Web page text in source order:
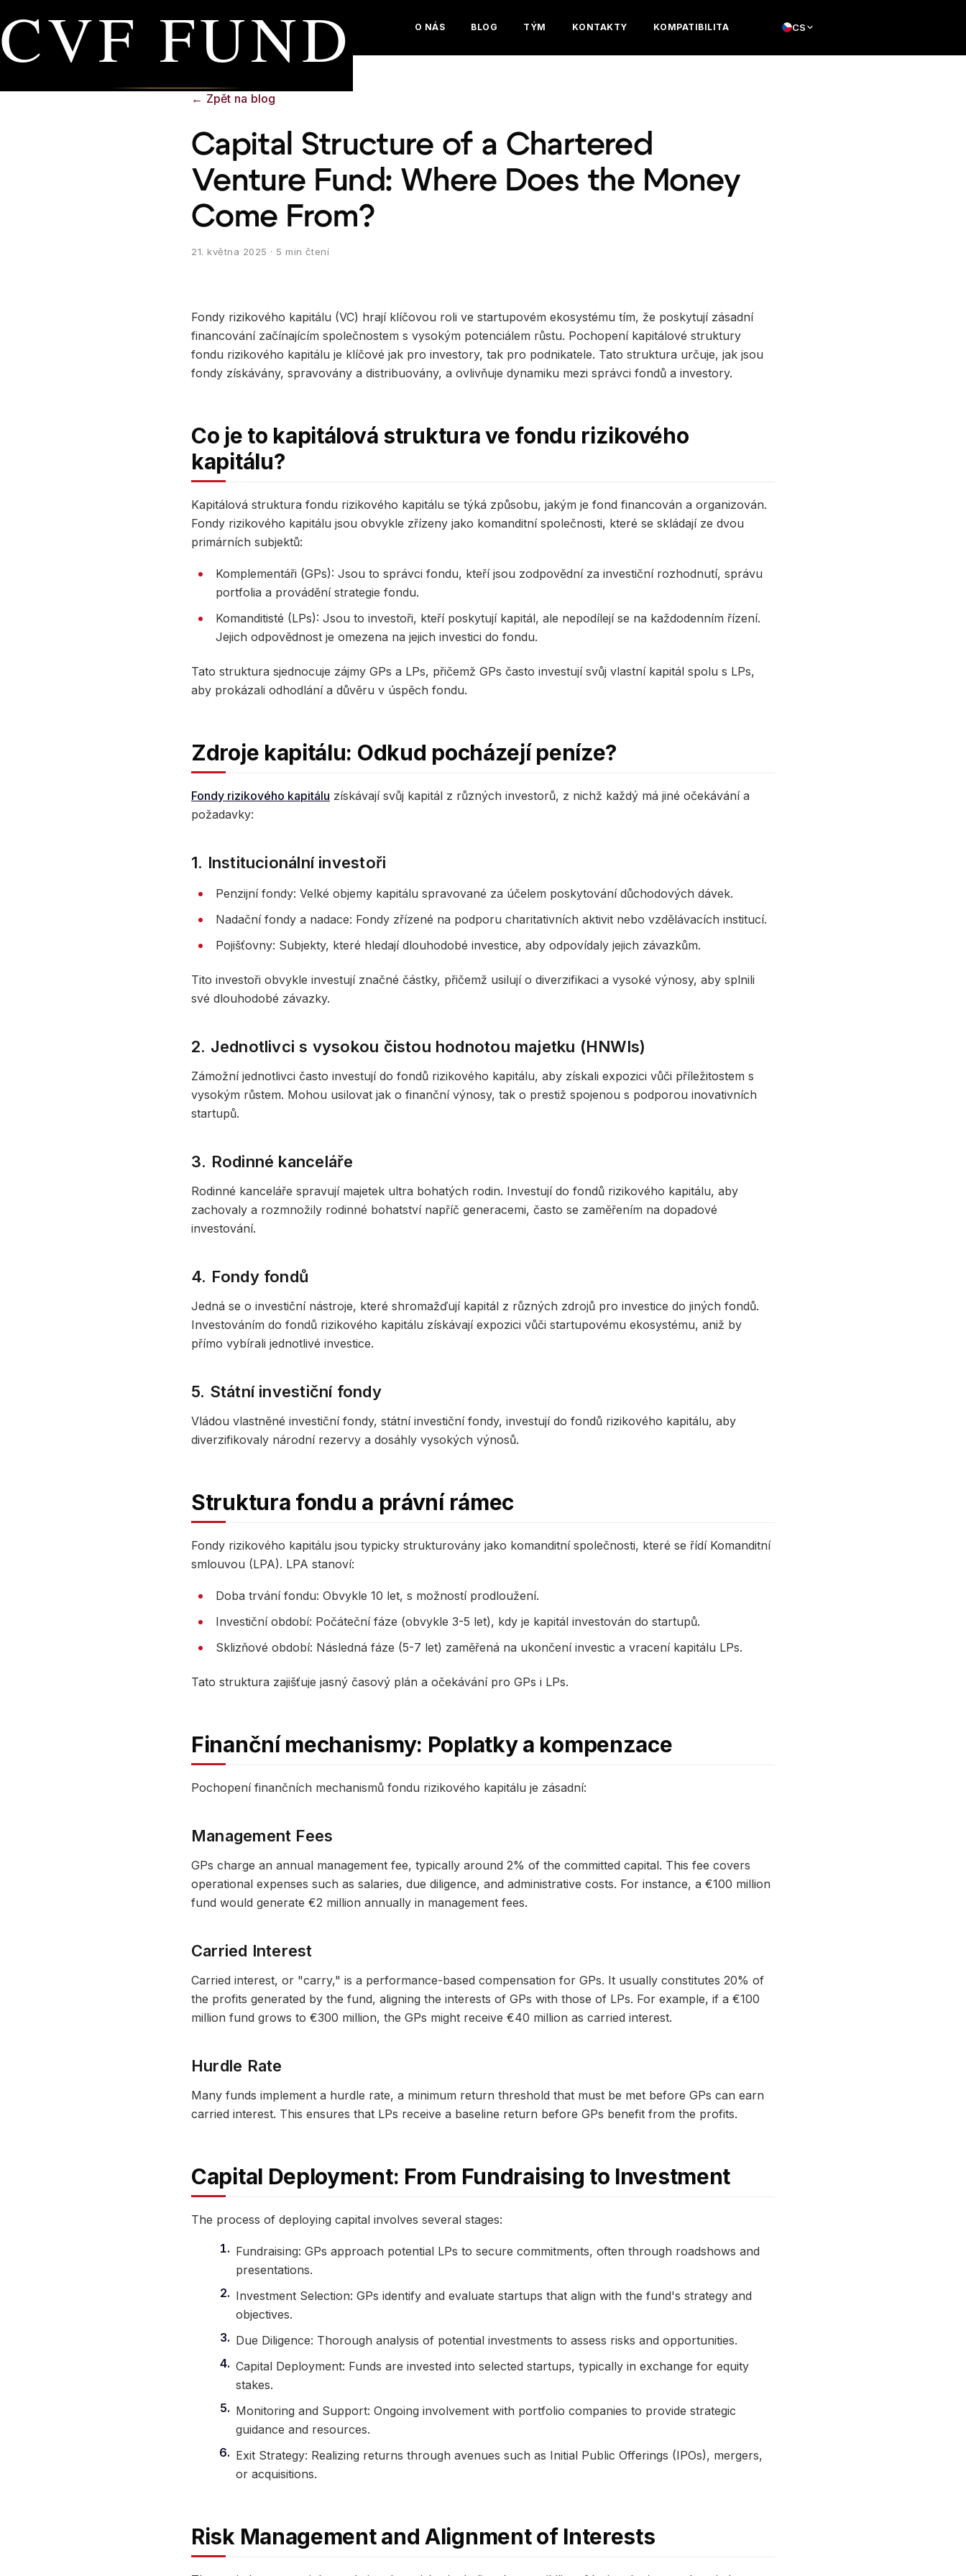
CVF FUND CS
O NÁS BLOG TÝM KONTAKTY KOMPATIBILITA
← Zpět na blog
Capital Structure of a Chartered
Venture Fund: Where Does the Money
Come From?
21. května 2025 · 5 min čtení
Fondy rizikového kapitálu (VC) hrají klíčovou roli ve startupovém ekosystému tím, že poskytují zásadní
financování začínajícím společnostem s vysokým potenciálem růstu. Pochopení kapitálové struktury
fondu rizikového kapitálu je klíčové jak pro investory, tak pro podnikatele. Tato struktura určuje, jak jsou
fondy získávány, spravovány a distribuovány, a ovlivňuje dynamiku mezi správci fondů a investory.
Co je to kapitálová struktura ve fondu rizikového
kapitálu?
Kapitálová struktura fondu rizikového kapitálu se týká způsobu, jakým je fond financován a organizován.
Fondy rizikového kapitálu jsou obvykle zřízeny jako komanditní společnosti, které se skládají ze dvou
primárních subjektů:
Komplementáři (GPs): Jsou to správci fondu, kteří jsou zodpovědní za investiční rozhodnutí, správu
portfolia a provádění strategie fondu.
Komanditisté (LPs): Jsou to investoři, kteří poskytují kapitál, ale nepodílejí se na každodenním řízení.
Jejich odpovědnost je omezena na jejich investici do fondu.
Tato struktura sjednocuje zájmy GPs a LPs, přičemž GPs často investují svůj vlastní kapitál spolu s LPs,
aby prokázali odhodlání a důvěru v úspěch fondu.
Zdroje kapitálu: Odkud pocházejí peníze?
Fondy rizikového kapitálu získávají svůj kapitál z různých investorů, z nichž každý má jiné očekávání a
požadavky:
1. Institucionální investoři
Penzijní fondy: Velké objemy kapitálu spravované za účelem poskytování důchodových dávek.
Nadační fondy a nadace: Fondy zřízené na podporu charitativních aktivit nebo vzdělávacích institucí.
Pojišťovny: Subjekty, které hledají dlouhodobé investice, aby odpovídaly jejich závazkům.
Tito investoři obvykle investují značné částky, přičemž usilují o diverzifikaci a vysoké výnosy, aby splnili
své dlouhodobé závazky.
2. Jednotlivci s vysokou čistou hodnotou majetku (HNWIs)
Zámožní jednotlivci často investují do fondů rizikového kapitálu, aby získali expozici vůči příležitostem s
vysokým růstem. Mohou usilovat jak o finanční výnosy, tak o prestiž spojenou s podporou inovativních
startupů.
3. Rodinné kanceláře
Rodinné kanceláře spravují majetek ultra bohatých rodin. Investují do fondů rizikového kapitálu, aby
zachovaly a rozmnožily rodinné bohatství napříč generacemi, často se zaměřením na dopadové
investování.
4. Fondy fondů
Jedná se o investiční nástroje, které shromažďují kapitál z různých zdrojů pro investice do jiných fondů.
Investováním do fondů rizikového kapitálu získávají expozici vůči startupovému ekosystému, aniž by
přímo vybírali jednotlivé investice.
5. Státní investiční fondy
Vládou vlastněné investiční fondy, státní investiční fondy, investují do fondů rizikového kapitálu, aby
diverzifikovaly národní rezervy a dosáhly vysokých výnosů.
Struktura fondu a právní rámec
Fondy rizikového kapitálu jsou typicky strukturovány jako komanditní společnosti, které se řídí Komanditní
smlouvou (LPA). LPA stanoví:
Doba trvání fondu: Obvykle 10 let, s možností prodloužení.
Investiční období: Počáteční fáze (obvykle 3-5 let), kdy je kapitál investován do startupů.
Sklizňové období: Následná fáze (5-7 let) zaměřená na ukončení investic a vracení kapitálu LPs.
Tato struktura zajišťuje jasný časový plán a očekávání pro GPs i LPs.
Finanční mechanismy: Poplatky a kompenzace
Pochopení finančních mechanismů fondu rizikového kapitálu je zásadní:
Management Fees
GPs charge an annual management fee, typically around 2% of the committed capital. This fee covers
operational expenses such as salaries, due diligence, and administrative costs. For instance, a €100 million
fund would generate €2 million annually in management fees.
Carried Interest
Carried interest, or "carry," is a performance-based compensation for GPs. It usually constitutes 20% of
the profits generated by the fund, aligning the interests of GPs with those of LPs. For example, if a €100
million fund grows to €300 million, the GPs might receive €40 million as carried interest.
Hurdle Rate
Many funds implement a hurdle rate, a minimum return threshold that must be met before GPs can earn
carried interest. This ensures that LPs receive a baseline return before GPs benefit from the profits.
Capital Deployment: From Fundraising to Investment
The process of deploying capital involves several stages:
Fundraising: GPs approach potential LPs to secure commitments, often through roadshows and
presentations.
Investment Selection: GPs identify and evaluate startups that align with the fund's strategy and
objectives.
Due Diligence: Thorough analysis of potential investments to assess risks and opportunities.
Capital Deployment: Funds are invested into selected startups, typically in exchange for equity
stakes.
Monitoring and Support: Ongoing involvement with portfolio companies to provide strategic
guidance and resources.
Exit Strategy: Realizing returns through avenues such as Initial Public Offerings (IPOs), mergers,
or acquisitions.
Risk Management and Alignment of Interests